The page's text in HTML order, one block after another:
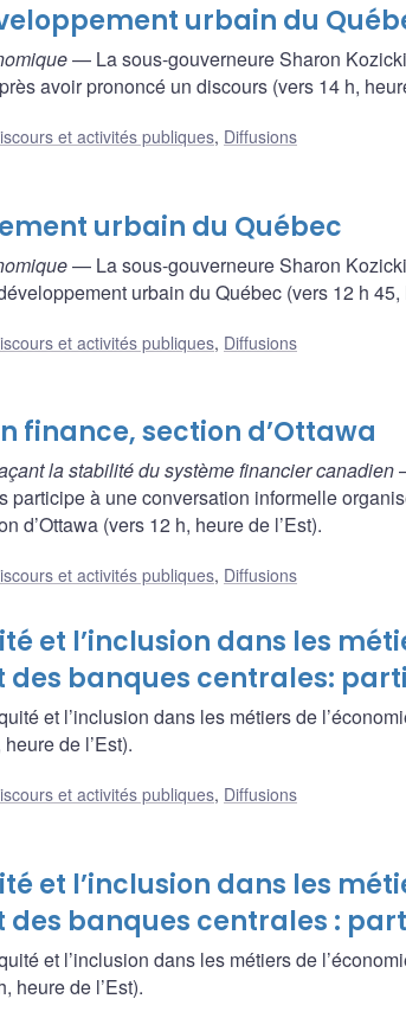
urbain du
— La sous-gouverneure Sharon
avoir prononcé un discours (vers 14 h,
et activités publiques, Diffusions
urbain du Québec
— La sous-gouverneure Sharon
urbain du Québec (vers 12 h 45,
et activités publiques, Diffusions
finance, section d’Ottawa
la stabilité du système financier canadien
participe à une conversation informelle
d’Ottawa (vers 12 h, heure de l’Est).
et activités publiques, Diffusions
et l’inclusion dans les
des banques centrales:
et l’inclusion dans les métiers de
de l’Est).
et activités publiques, Diffusions
et l’inclusion dans les
des banques centrales :
et l’inclusion dans les métiers de
heure de l’Est).